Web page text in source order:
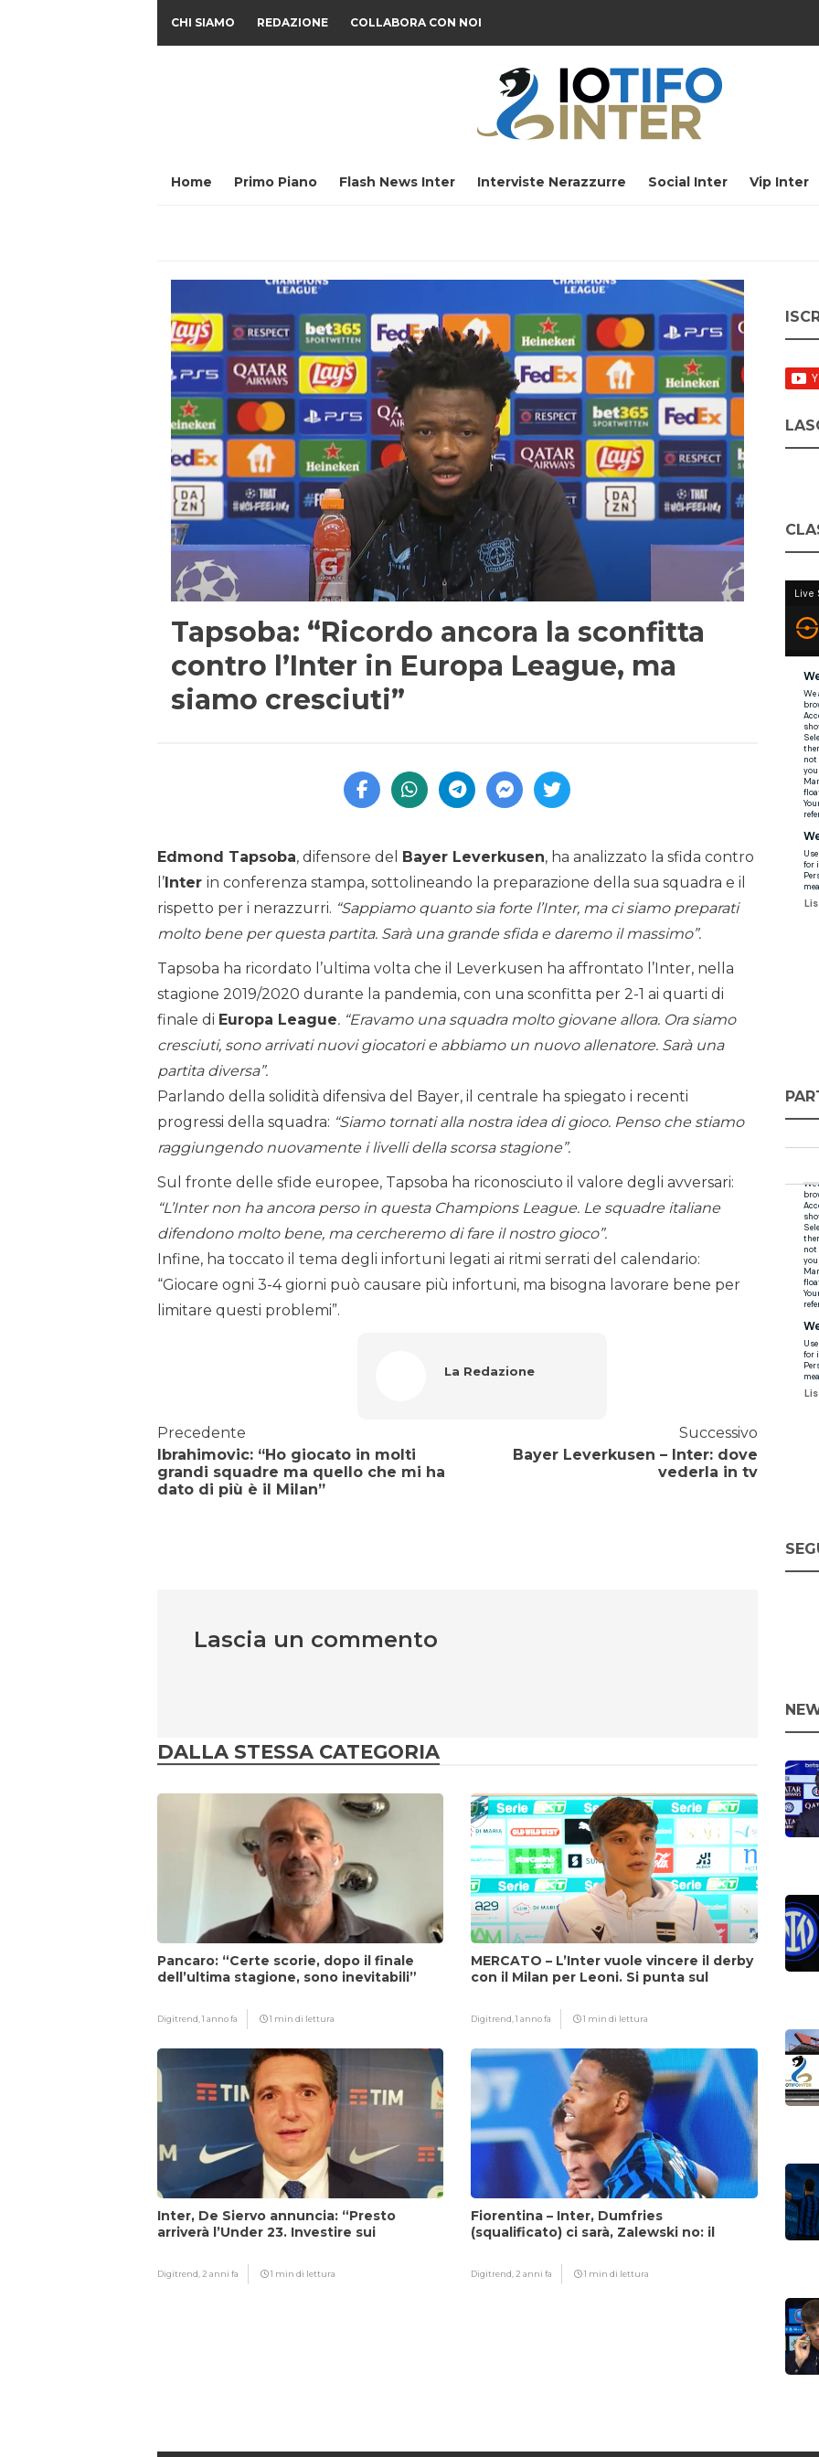
CHI SIAMO REDAZIONE COLLABORA CON NOI
Home Primo Piano Flash News Inter Interviste Nerazzurre Social Inter Vip Inter
Tapsoba: “Ricordo ancora la sconfitta
contro l’Inter in Europa League, ma
siamo cresciuti”
Edmond Tapsoba, difensore del Bayer Leverkusen, ha analizzato la sfida contro
l’ Inter in conferenza stampa, sottolineando la preparazione della sua squadra e il
rispetto per i nerazzurri. “Sappiamo quanto sia forte l’Inter, ma ci siamo preparati
molto bene per questa partita. Sarà una grande sfida e daremo il massimo”.
Tapsoba ha ricordato l’ultima volta che il Leverkusen ha affrontato l’Inter, nella
stagione 2019/2020 durante la pandemia, con una sconfitta per 2-1 ai quarti di
finale di Europa League. “Eravamo una squadra molto giovane allora. Ora siamo
cresciuti, sono arrivati nuovi giocatori e abbiamo un nuovo allenatore. Sarà una
partita diversa”.
Parlando della solidità difensiva del Bayer, il centrale ha spiegato i recenti
progressi della squadra: “Siamo tornati alla nostra idea di gioco. Penso che stiamo
raggiungendo nuovamente i livelli della scorsa stagione”.
Sul fronte delle sfide europee, Tapsoba ha riconosciuto il valore degli avversari:
“L’Inter non ha ancora perso in questa Champions League. Le squadre italiane
difendono molto bene, ma cercheremo di fare il nostro gioco”.
Infine, ha toccato il tema degli infortuni legati ai ritmi serrati del calendario:
“Giocare ogni 3-4 giorni può causare più infortuni, ma bisogna lavorare bene per
limitare questi problemi”.
La Redazione
Precedente
Ibrahimovic: “Ho giocato in molti
grandi squadre ma quello che mi ha
dato di più è il Milan”
Successivo
Bayer Leverkusen – Inter: dove
vederla in tv
Lascia un commento
DALLA STESSA CATEGORIA
Pancaro: “Certe scorie, dopo il finale
dell’ultima stagione, sono inevitabili”
Digitrend,1 anno fa 1 min di lettura
MERCATO – L’Inter vuole vincere il derby
con il Milan per Leoni. Si punta sul
Digitrend,1 anno fa 1 min di lettura
Inter, De Siervo annuncia: “Presto
arriverà l’Under 23. Investire sui
Digitrend,2 anni fa 1 min di lettura
Fiorentina – Inter, Dumfries
(squalificato) ci sarà, Zalewski no: il
Digitrend,2 anni fa 1 min di lettura